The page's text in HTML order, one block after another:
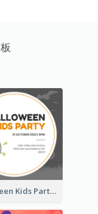
Halloween Kids Party Invitation